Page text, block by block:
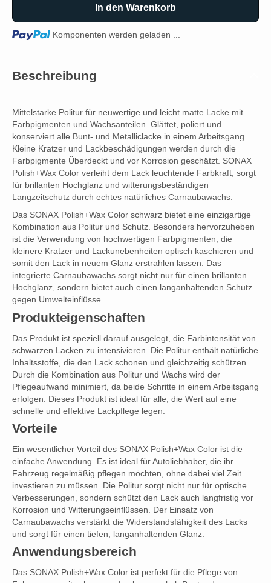
In den Warenkorb
Loading... Komponenten werden geladen ...
Beschreibung
Mittelstarke Politur für neuwertige und leicht matte Lacke mit
Farbpigmenten und Wachsanteilen. Glättet, poliert und
konserviert alle Bunt- und Metalliclacke in einem Arbeitsgang.
Kleine Kratzer und Lackbeschädigungen werden durch die
Farbpigmente Überdeckt und vor Korrosion geschätzt. SONAX
Polish+Wax Color verleiht dem Lack leuchtende Farbkraft, sorgt
für brillanten Hochglanz und witterungsbeständigen
Langzeitschutz durch echtes natürliches Carnaubawachs.
Das SONAX Polish+Wax Color schwarz bietet eine einzigartige
Kombination aus Politur und Schutz. Besonders hervorzuheben
ist die Verwendung von hochwertigen Farbpigmenten, die
kleinere Kratzer und Lackunebenheiten optisch kaschieren und
somit den Lack in neuem Glanz erstrahlen lassen. Das
integrierte Carnaubawachs sorgt nicht nur für einen brillanten
Hochglanz, sondern bietet auch einen langanhaltenden Schutz
gegen Umwelteinflüsse.
Produkteigenschaften
Das Produkt ist speziell darauf ausgelegt, die Farbintensität von
schwarzen Lacken zu intensivieren. Die Politur enthält natürliche
Inhaltsstoffe, die den Lack schonen und gleichzeitig schützen.
Durch die Kombination aus Politur und Wachs wird der
Pflegeaufwand minimiert, da beide Schritte in einem Arbeitsgang
erfolgen. Dieses Produkt ist ideal für alle, die Wert auf eine
schnelle und effektive Lackpflege legen.
Vorteile
Ein wesentlicher Vorteil des SONAX Polish+Wax Color ist die
einfache Anwendung. Es ist ideal für Autoliebhaber, die ihr
Fahrzeug regelmäßig pflegen möchten, ohne dabei viel Zeit
investieren zu müssen. Die Politur sorgt nicht nur für optische
Verbesserungen, sondern schützt den Lack auch langfristig vor
Korrosion und Witterungseinflüssen. Der Einsatz von
Carnaubawachs verstärkt die Widerstandsfähigkeit des Lacks
und sorgt für einen tiefen, langanhaltenden Glanz.
Anwendungsbereich
Das SONAX Polish+Wax Color ist perfekt für die Pflege von